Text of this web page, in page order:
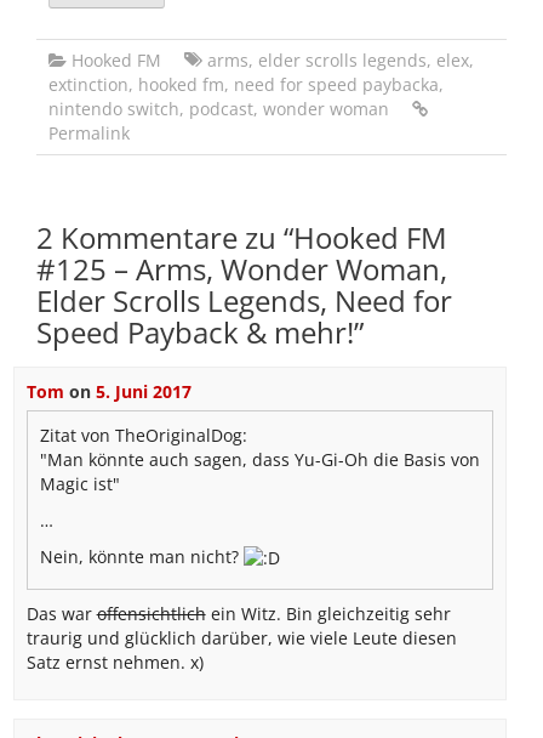
Hooked FM arms, elder scrolls legends, elex,
extinction, hooked fm, need for speed paybacka,
nintendo switch, podcast, wonder woman
Permalink
2 Kommentare zu “Hooked FM
#125 – Arms, Wonder Woman,
Elder Scrolls Legends, Need for
Speed Payback & mehr!”
Tom on 5. Juni 2017
Zitat von TheOriginalDog:
"Man könnte auch sagen, dass Yu-Gi-Oh die Basis von
Magic ist"
…
Nein, könnte man nicht?
Das waroffensichtlichein Witz. Bin gleichzeitig sehr
traurig und glücklich darüber, wie viele Leute diesen
Satz ernst nehmen. x)